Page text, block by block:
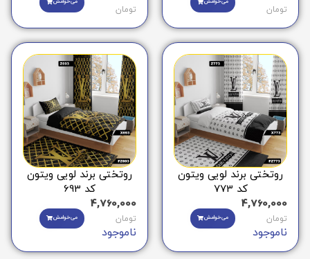
تومان تومان
روتختی برند لویی ویتون
کد 773
4,760,000
تومان
ناموجود
می‌خوامش
روتختی برند لویی ویتون
کد 693
4,760,000
تومان
ناموجود
می‌خوامش